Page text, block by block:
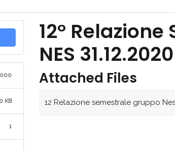
KB
1
12°
NES 31.12.2020
Attached Files
12 Relazione semestrale gruppo